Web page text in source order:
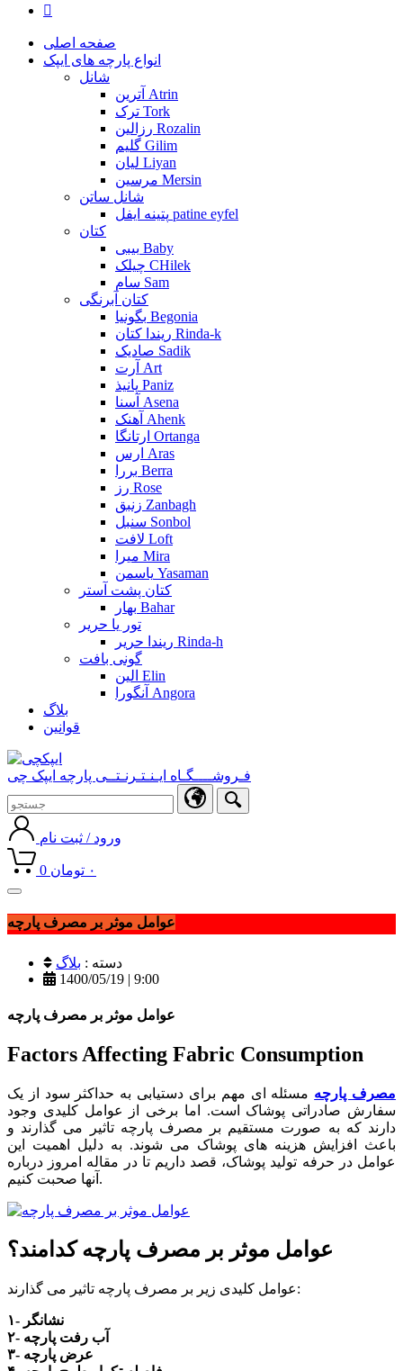
صفحه اصلی
انواع پارچه های ایپک
شانل
آترین Atrin
ترک Tork
رزالین Rozalin
گلیم Gilim
لیان Liyan
مرسین Mersin
شانل ساتن
پتینه ایفل patine eyfel
کتان
بیبی Baby
چیلک CHilek
سام Sam
کتان آبرنگی
بگونیا Begonia
ریندا کتان Rinda-k
صادیک Sadik
آرت Art
پانیذ Paniz
آسنا Asena
آهنک Ahenk
ارتانگا Ortanga
ارس Aras
بررا Berra
رز Rose
زنبق Zanbagh
سنبل Sonbol
لافت Loft
میرا Mira
یاسمن Yasaman
کتان پشت آستر
بهار Bahar
تور یا حریر
ریندا حریر Rinda-h
گونی بافت
الین Elin
آنگورا Angora
بلاگ
قوانین
فـروشــــگـاه ایـنـتـرنـتــی پارچه ایپک چی
ورود / ثبت نام
0 ۰ تومان
Toggle
navigation
عوامل موثر بر مصرف پارچه
دسته : بلاگ
1400/05/19 | 9:00
عوامل موثر بر مصرف پارچه
Factors Affecting Fabric Consumption
مصرف پارچه مسئله ای مهم برای دستیابی به حداکثر سود از یک
سفارش صادراتی پوشاک است. اما برخی از عوامل کلیدی وجود
دارند که به صورت مستقیم بر مصرف پارچه تاثیر می گذارند و
باعث افزایش هزینه های پوشاک می شوند. به دلیل اهمیت این
عوامل در حرفه تولید پوشاک، قصد داریم تا در مقاله امروز درباره
آنها صحبت کنیم.
عوامل موثر بر مصرف پارچه کدامند؟
عوامل کلیدی زیر بر مصرف پارچه تاثیر می گذارند:
۱- نشانگر
۲- آب رفت پارچه
۳- عرض پارچه